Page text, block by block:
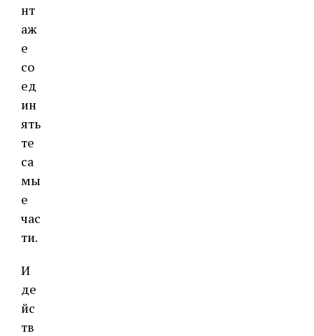
нт
аж
е
со
ед
ин
ять
те
са
мы
е
час
ти.
И
де
йс
тв